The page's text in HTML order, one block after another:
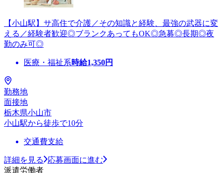
【小山駅】サ高住で介護／その知識と経験、最強の武器に変
える／経験者歓迎◎ブランクあってもOK◎急募◎長期◎夜
勤のみ可◎
医療・福祉系時給1,350円
勤務地
面接地
栃木県小山市
小山駅から徒歩で10分
交通費支給
詳細を見る
応募画面に進む
派遣労働者